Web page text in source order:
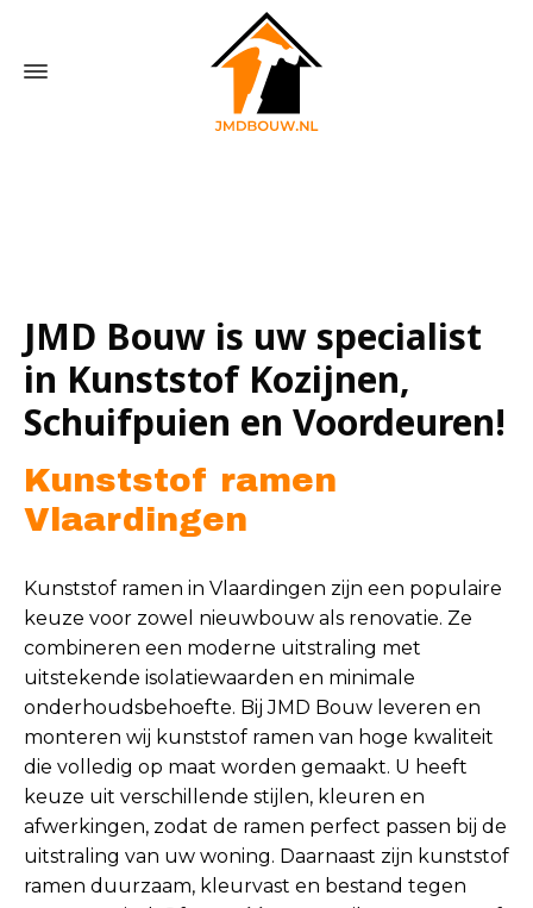
JMD Bouw is uw specialist
in Kunststof Kozijnen,
Schuifpuien en Voordeuren!
Kunststof ramen
Vlaardingen
Kunststof ramen in Vlaardingen zijn een populaire
keuze voor zowel nieuwbouw als renovatie. Ze
combineren een moderne uitstraling met
uitstekende isolatiewaarden en minimale
onderhoudsbehoefte. Bij JMD Bouw leveren en
monteren wij kunststof ramen van hoge kwaliteit
die volledig op maat worden gemaakt. U heeft
keuze uit verschillende stijlen, kleuren en
afwerkingen, zodat de ramen perfect passen bij de
uitstraling van uw woning. Daarnaast zijn kunststof
ramen duurzaam, kleurvast en bestand tegen